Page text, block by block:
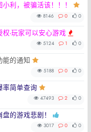
利，被骗活该！！！
8146 0 0
-玩家可以安心游戏
5124 1 0
能的通知
5188 0 0
率简单查询
47493 2 0
的游戏悲剧！
3017 0 0